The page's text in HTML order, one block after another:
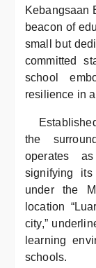
Kebangsaan
beacon of
small but
committed
school
resilience in
the
operates
signifying
under the
location
city,”
learning
schools.